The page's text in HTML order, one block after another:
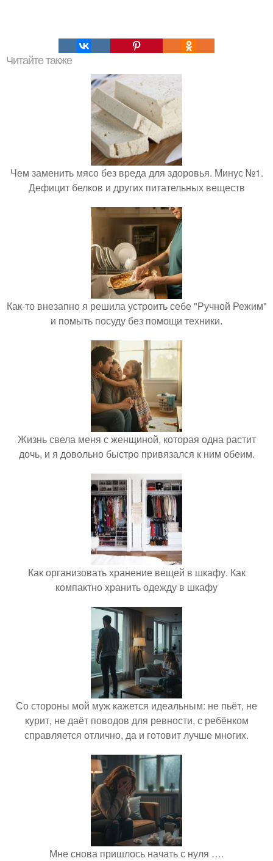
Читайте также
Чем заменить мясо без вреда для здоровья. Минус №1.
Дефицит белков и других питательных веществ
Как-то внезапно я решила устроить себе "Ручной Режим"
и помыть посуду без помощи техники.
Жизнь свела меня с женщиной, которая одна растит
дочь, и я довольно быстро привязался к ним обеим.
Как организовать хранение вещей в шкафу. Как
компактно хранить одежду в шкафу
Со стороны мой муж кажется идеальным: не пьёт, не
курит, не даёт поводов для ревности, с ребёнком
справляется отлично, да и готовит лучше многих.
Мне снова пришлось начать с нуля ….